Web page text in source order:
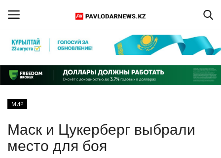
Регистрация
Главная
ПАВЛОДАРСКАЯ ОБЛАСТЬ
МИР
Маск и Цукерберг выбрали
место для боя